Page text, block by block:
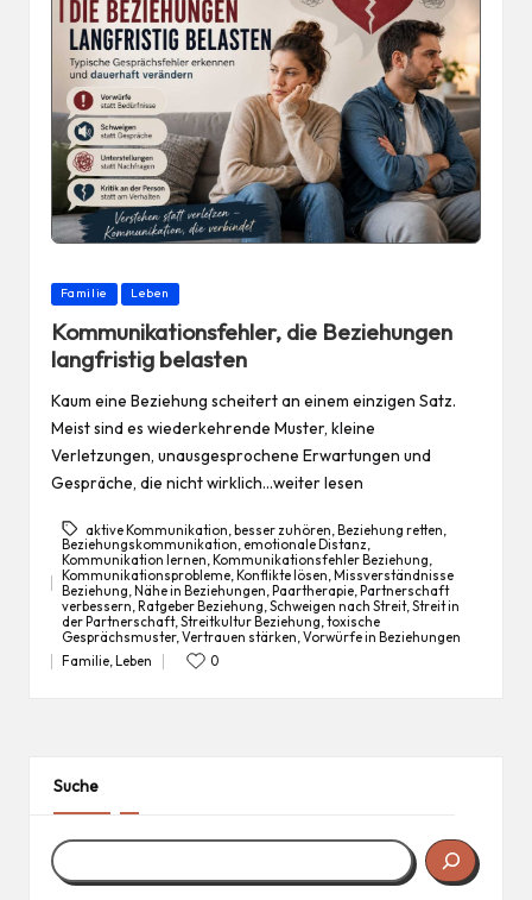
Posted
Familie Leben
Kommunikationsfehler, die Beziehungen
langfristig belasten
Kaum eine Beziehung scheitert an einem einzigen Satz.
Meist sind es wiederkehrende Muster, kleine
Verletzungen, unausgesprochene Erwartungen und
Gespräche, die nicht wirklich…weiter lesen
Tags:
aktive Kommunikation besser zuhören Beziehung retten
Beziehungskommunikation, emotionale Distanz,
Kommunikation lernen, Kommunikationsfehler Beziehung,
Kommunikationsprobleme, Konflikte lösen, Missverständnisse
Beziehung, Nähe in Beziehungen, Paartherapie, Partnerschaft
verbessern, Ratgeber Beziehung,Schweigen nach Streit,Streit in
der Partnerschaft,Streitkultur Beziehung,toxische
Gesprächsmuster,Vertrauen stärken,Vorwürfe in Beziehungen
Posted
Familie ,Leben 0
Suche